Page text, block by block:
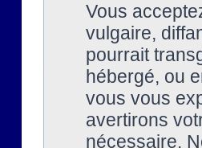
Vous
vulgaire,
pourrait
hébergé, ou
vous vous
avertirons
nécessaire.